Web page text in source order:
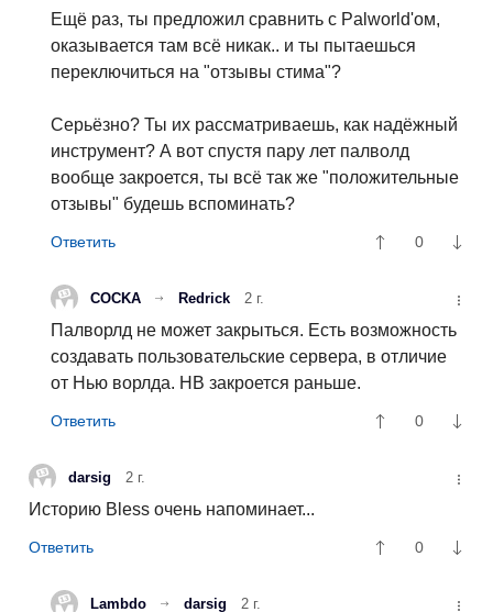
Ещё раз, ты предложил сравнить с Palworld'ом,
оказывается там всё никак.. и ты пытаешься
переключиться на "отзывы стима"?
Серьёзно? Ты их рассматриваешь, как надёжный
инструмент? А вот спустя пару лет палволд
вообще закроется, ты всё так же "положительные
отзывы" будешь вспоминать?
0
COCKA Redrick 2 г.
Палворлд не может закрыться. Есть возможность
создавать пользовательские сервера, в отличие
от Нью ворлда. НВ закроется раньше.
0
darsig 2 г.
Историю Bless очень напоминает...
0
Lambdo darsig 2 г.